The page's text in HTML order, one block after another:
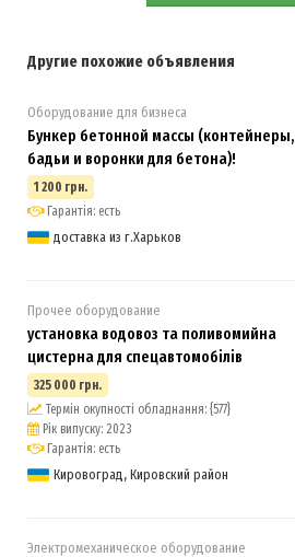
Другие похожие объявления
Оборудование для бизнеса
Бункер бетонной массы (контейнеры,
бадьи и воронки для бетона)!
1 200 грн.
Гарантія: есть
доставка из г.Харьков
Прочее оборудование
установка водовоз та поливомийна
цистерна для спецавтомобілів
325 000 грн.
Термін окупності обладнання: {577}
Рік випуску: 2023
Гарантія: есть
Кировоград, Кировский район
Электромеханическое оборудование